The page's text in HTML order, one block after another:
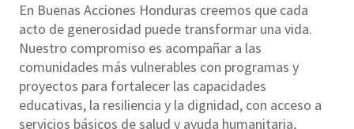
En Buenas Acciones Honduras creemos que cada
acto de generosidad puede transformar una vida.
Nuestro compromiso es acompañar a las
comunidades más vulnerables con programas y
proyectos para fortalecer las capacidades
educativas, la resiliencia y la dignidad, con acceso a
servicios básicos de salud y ayuda humanitaria,